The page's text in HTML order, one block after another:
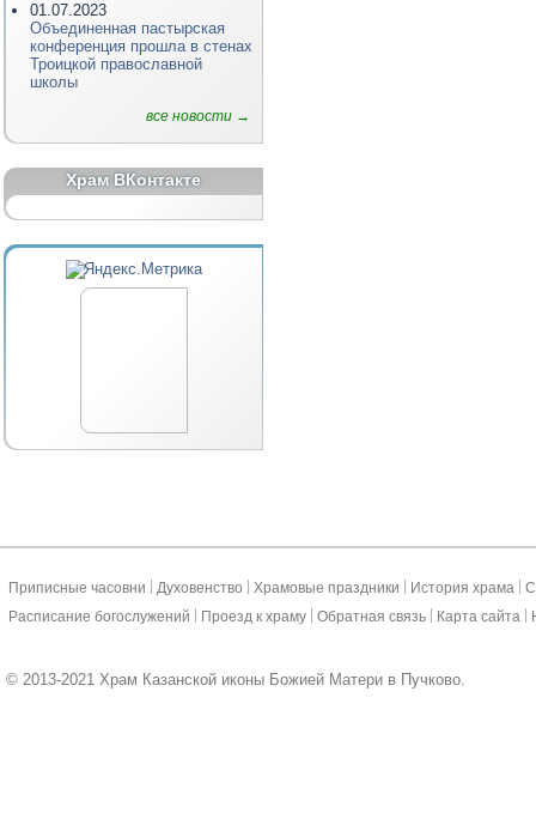
01.07.2023
Объединенная пастырская
конференция прошла в стенах
Троицкой православной
школы
все новости →
Храм ВКонтакте
Приписные часовни Духовенство Храмовые праздники История храма
Расписание богослужений
Проезд к храму Обратная связь Карта сайта
© 2013-2021 Храм Казанской иконы Божией Матери в Пучково.